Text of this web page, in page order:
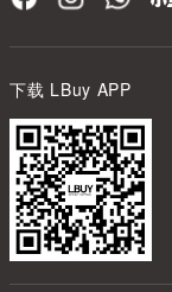
下载 LBuy APP